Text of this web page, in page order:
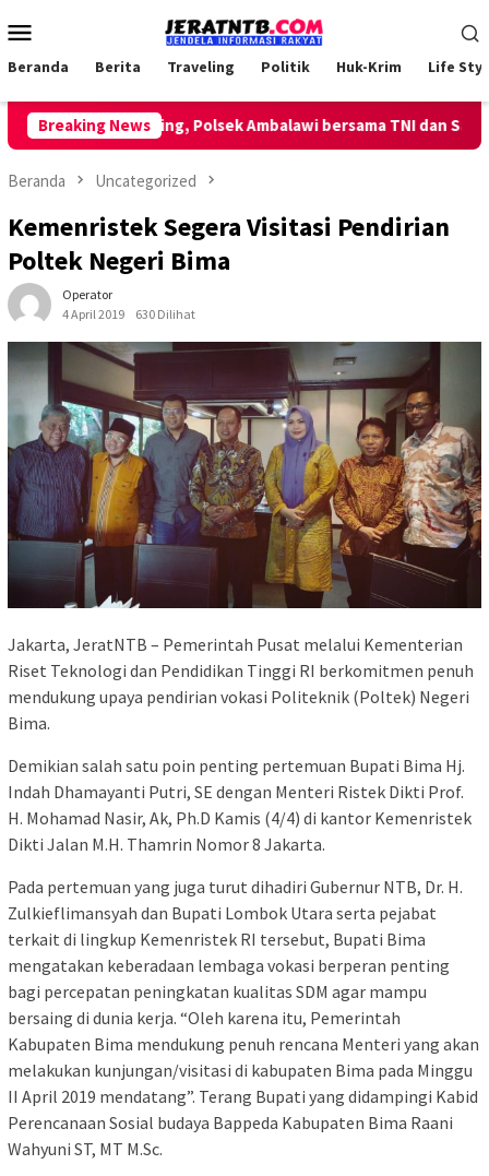
ke
Mobile
Beranda Berita Traveling Politik Huk-Krim Life
Breaking News
Patroli Keliling, Polsek Ambalawi bersama TNI dan SatPolPP
Beranda Uncategorized
Kemenristek Segera Visitasi Pendirian
Poltek Negeri Bima
Operator
4 April 2019
630 Dilihat
Jakarta, JeratNTB – Pemerintah Pusat melalui Kementerian
Riset Teknologi dan Pendidikan Tinggi RI berkomitmen penuh
mendukung upaya pendirian vokasi Politeknik (Poltek) Negeri
Bima.
Demikian salah satu poin penting pertemuan Bupati Bima Hj.
Indah Dhamayanti Putri, SE dengan Menteri Ristek Dikti Prof.
H. Mohamad Nasir, Ak, Ph.D Kamis (4/4) di kantor Kemenristek
Dikti Jalan M.H. Thamrin Nomor 8 Jakarta.
Pada pertemuan yang juga turut dihadiri Gubernur NTB, Dr. H.
Zulkieflimansyah dan Bupati Lombok Utara serta pejabat
terkait di lingkup Kemenristek RI tersebut, Bupati Bima
mengatakan keberadaan lembaga vokasi berperan penting
bagi percepatan peningkatan kualitas SDM agar mampu
bersaing di dunia kerja. “Oleh karena itu, Pemerintah
Kabupaten Bima mendukung penuh rencana Menteri yang akan
melakukan kunjungan/visitasi di kabupaten Bima pada Minggu
II April 2019 mendatang”. Terang Bupati yang didampingi Kabid
Perencanaan Sosial budaya Bappeda Kabupaten Bima Raani
Wahyuni ST, MT M.Sc.